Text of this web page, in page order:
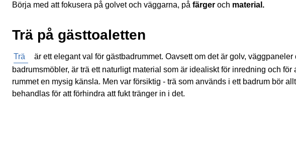
Börja med att fokusera på golvet och väggarna, på färger och material.
Trä på gästtoaletten
Trä
är ett elegant val för gästbadrummet. Oavsett om det är golv, väggpaneler
badrumsmöbler, är trä ett naturligt material som är idealiskt för inredning och för
rummet en mysig känsla. Men var försiktig - trä som används i ett badrum bör
behandlas för att förhindra att fukt tränger in i det.